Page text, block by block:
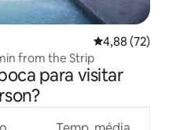
4,88 de uma
4,88 (72)
from the Strip
para visitar